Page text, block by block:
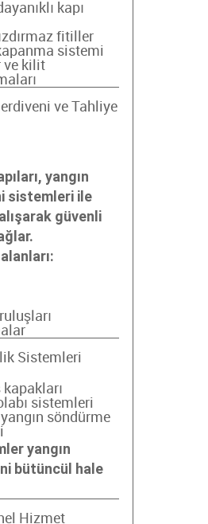
kapı
fitiller
sistemi
ve kilit
ve Tahliye
yangın
sistemleri ile
güvenli
Sistemleri
kapakları
sistemleri
söndürme
yangın
bütüncül hale
Hizmet